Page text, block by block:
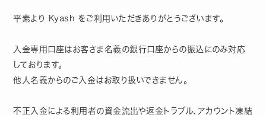
平素より Kyash をご利用いただきありがとうございます。
入金専用口座はお客さま名義の銀行口座からの振込にのみ対応
しております。
他人名義からのご入金はお取り扱いできません。
不正入金による利用者の資金流出や返金トラブル、アカウント凍結